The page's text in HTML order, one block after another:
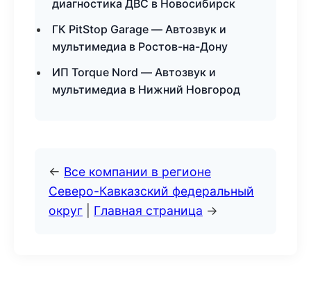
диагностика ДВС в Новосибирск
ГК PitStop Garage — Автозвук и
мультимедиа в Ростов-на-Дону
ИП Torque Nord — Автозвук и
мультимедиа в Нижний Новгород
← Все компании в регионе
Северо-Кавказский федеральный
округ
Главная страница →